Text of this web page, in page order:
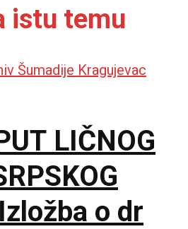
istu temu
LIČNOG
o dr